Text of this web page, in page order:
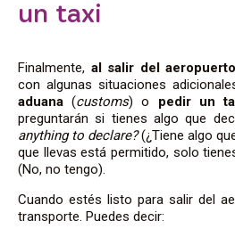
un taxi
Finalmente, al salir del aeropuerto
con algunas situaciones
aduana (customs) o pedir un
preguntarán si tienes algo que
anything to declare?(¿Tiene algo
que llevas está permitido, solo
(No, no tengo).
Cuando estés listo para salir del
transporte. Puedes decir: